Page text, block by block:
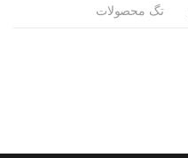
تگ محصولات